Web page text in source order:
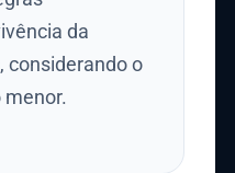
da
considerando o